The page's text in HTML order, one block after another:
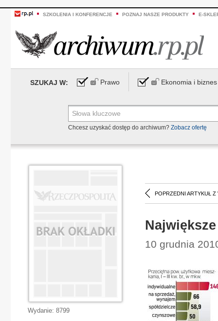
SZKOLENIA I KONFERENCJE POZNAJ NASZE PRODUKTY E-
SZUKAJ W: Prawo Ekonomia i biznes
Chcesz uzyskać dostęp do archiwum? Zobacz ofertę
POPRZEDNI ARTYKUŁ Z
10 grudnia
Wydanie: 8799